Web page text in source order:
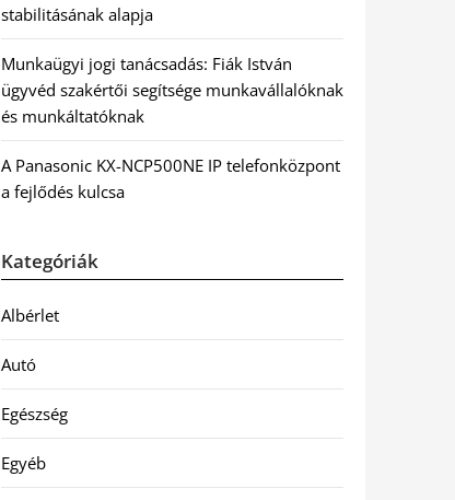
stabilitásának alapja
Munkaügyi jogi tanácsadás: Fiák István
ügyvéd szakértői segítsége munkavállalóknak
és munkáltatóknak
A Panasonic KX-NCP500NE IP telefonközpont
a fejlődés kulcsa
Kategóriák
Albérlet
Autó
Egészség
Egyéb